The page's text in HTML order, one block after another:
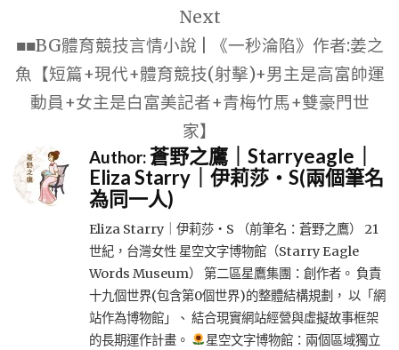
Next
■■BG體育競技言情小說 | 《一秒淪陷》作者:姜之
魚【短篇+現代+體育競技(射擊)+男主是高富帥運
動員+女主是白富美記者+青梅竹馬+雙豪門世
家】
Author:蒼野之鷹｜Starryeagle｜
Eliza Starry｜伊莉莎・S(兩個筆名
為同一人)
Eliza Starry｜伊莉莎・S （前筆名：蒼野之鷹） 21
世紀，台灣女性 星空文字博物館（Starry Eagle
Words Museum） 第二區星鷹集團：創作者。 負責
十九個世界(包含第0個世界)的整體結構規劃， 以「網
站作為博物館」、 結合現實網站經營與虛擬故事框架
的長期運作計畫。
星空文字博物館：兩個區域獨立